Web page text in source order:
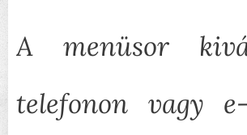
A menüsor
telefonon vagy